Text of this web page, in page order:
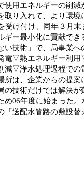
使用エネルギーの削
取り入れて、より環
受け付け、同年３月末
ー最小化に貢献で
技術」で、局事業へ
▽熱エネルギー利
減▽浄水処理過程で
は、企業からの提案
技術だけでは解決が
め06年度に始まった
「送配水管路の敷設